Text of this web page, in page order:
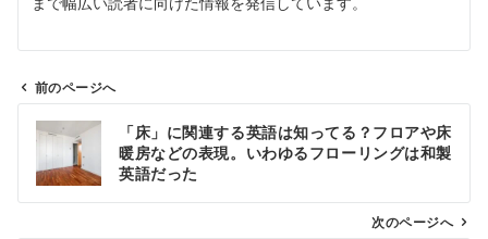
前のページへ
「床」に関連する英語は知ってる？フロアや床
暖房などの表現。いわゆるフローリングは和製
英語だった
次のページへ